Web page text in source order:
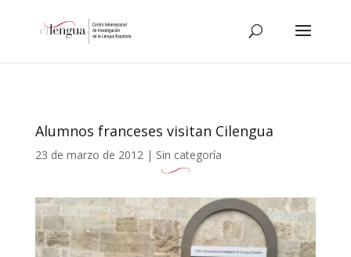
Alumnos franceses visitan Cilengua
23 de marzo de 2012| Sin categoría